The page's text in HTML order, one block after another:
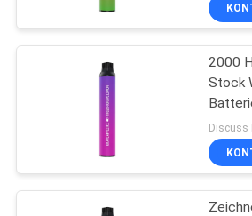
FORDERN
ZITAT
Wegwerf-
Hülsen-Gerät
2000
Stock
Cigs-
20mm
Discuss